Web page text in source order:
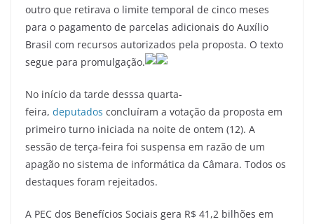
outro que retirava o limite temporal de cinco meses
para o pagamento de parcelas adicionais do Auxílio
Brasil com recursos autorizados pela proposta. O texto
segue para promulgação.
No início da tarde desssa quarta-
feira, deputados concluíram a votação da proposta em
primeiro turno iniciada na noite de ontem (12). A
sessão de terça-feira foi suspensa em razão de um
apagão no sistema de informática da Câmara. Todos os
destaques foram rejeitados.
A PEC dos Benefícios Sociais gera R$ 41,2 bilhões em